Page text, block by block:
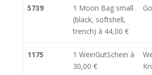
5739
1 Moon Bag small
(black, softshell,
trench) à 44,00 €
1175
1 WeinGutSchein à
30,00 €